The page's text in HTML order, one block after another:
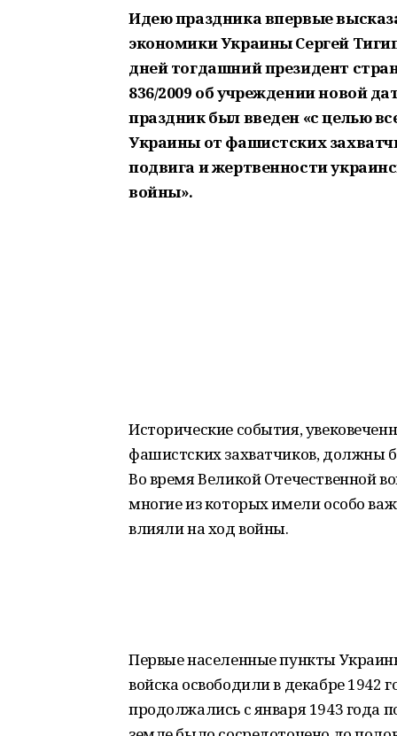
Идею праздника впервые
экономики Украины Сергей
дней тогдашний президент
836/2009 об учреждении новой
праздник был введен «с целью
Украины от фашистских
подвига и жертвенности
войны».
Исторические события,
фашистских захватчиков, должны
Во время Великой Отечественной
многие из которых имели особо
влияли на ход войны.
Первые населенные пункты
войска освободили в декабре 1942
продолжались с января 1943 года